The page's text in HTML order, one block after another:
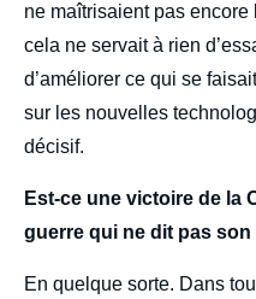
ne maîtrisaient pas
cela ne servait à rien
d’améliorer ce qui se
sur les nouvelles
décisif.
Est-ce une victoire de la
guerre qui ne dit pas son
En quelque sorte. Dans